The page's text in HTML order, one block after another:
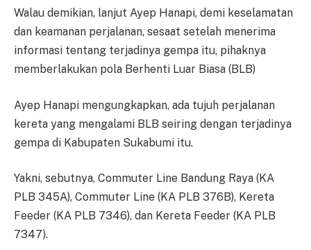
Walau demikian, lanjut Ayep Hanapi, demi keselamatan
dan keamanan perjalanan, sesaat setelah menerima
informasi tentang terjadinya gempa itu, pihaknya
memberlakukan pola Berhenti Luar Biasa (BLB)
Ayep Hanapi mengungkapkan, ada tujuh perjalanan
kereta yang mengalami BLB seiring dengan terjadinya
gempa di Kabupaten Sukabumi itu.
Yakni, sebutnya, Commuter Line Bandung Raya (KA
PLB 345A), Commuter Line (KA PLB 376B), Kereta
Feeder (KA PLB 7346), dan Kereta Feeder (KA PLB
7347).